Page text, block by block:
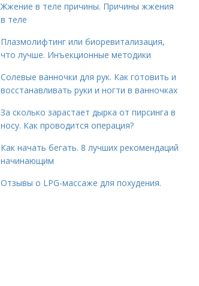
Жжение в теле причины. Причины жжения
в теле
Плазмолифтинг или биоревитализация,
что лучше. Инъекционные методики
Солевые ванночки для рук. Как готовить и
восстанавливать руки и ногти в ванночках
За сколько зарастает дырка от пирсинга в
носу. Как проводится операция?
Как начать бегать. 8 лучших рекомендаций
начинающим
Отзывы о LPG-массаже для похудения.